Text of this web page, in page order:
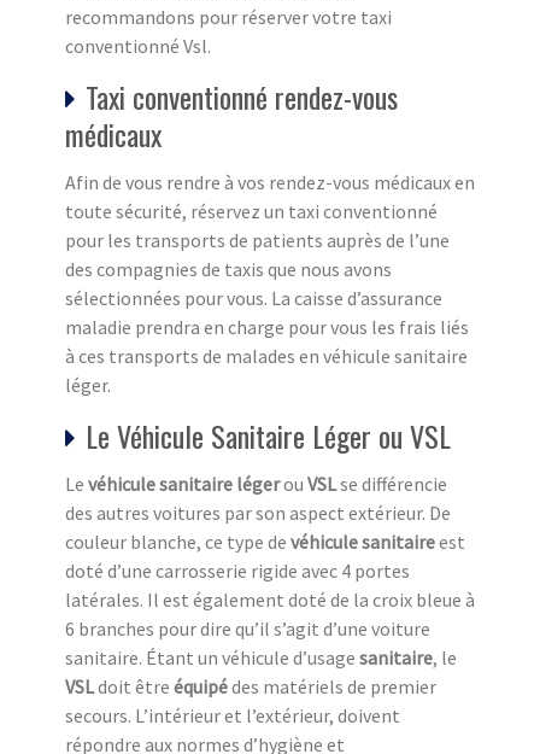
recommandons pour réserver votre taxi
conventionné Vsl.
Taxi conventionné rendez-vous
médicaux
Afin de vous rendre à vos rendez-vous médicaux en
toute sécurité, réservez un taxi conventionné
pour les transports de patients auprès de l’une
des compagnies de taxis que nous avons
sélectionnées pour vous. La caisse d’assurance
maladie prendra en charge pour vous les frais liés
à ces transports de malades en véhicule sanitaire
léger.
Le Véhicule Sanitaire Léger ou VSL
Le véhicule sanitaire légerou VSLse différencie
des autres voitures par son aspect extérieur. De
couleur blanche, ce type de véhicule sanitaireest
doté d’une carrosserie rigide avec 4 portes
latérales. Il est également doté de la croix bleue à
6 branches pour dire qu’il s’agit d’une voiture
sanitaire. Étant un véhicule d’usage sanitaire, le
VSLdoit être équipédes matériels de premier
secours. L’intérieur et l’extérieur, doivent
répondre aux normes d’hygiène et